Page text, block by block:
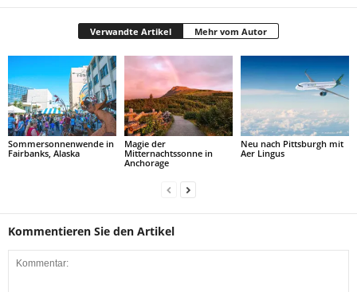
Verwandte Artikel Mehr vom Autor
Sommersonnenwende in
Fairbanks, Alaska
Magie der
Mitternachtssonne in
Anchorage
Neu nach Pittsburgh mit
Aer Lingus
Kommentieren Sie den Artikel